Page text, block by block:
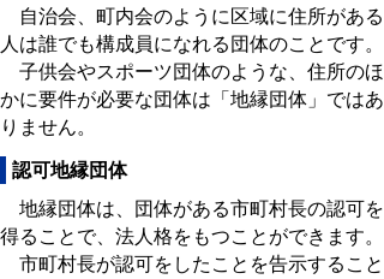
自治会、町内会のように区域に住所がある
人は誰でも構成員になれる団体のことです。
子供会やスポーツ団体のような、住所のほ
かに要件が必要な団体は「地縁団体」ではあ
りません。
認可地縁団体
地縁団体は、団体がある市町村長の認可を
得ることで、法人格をもつことができます。
市町村長が認可をしたことを告示すること